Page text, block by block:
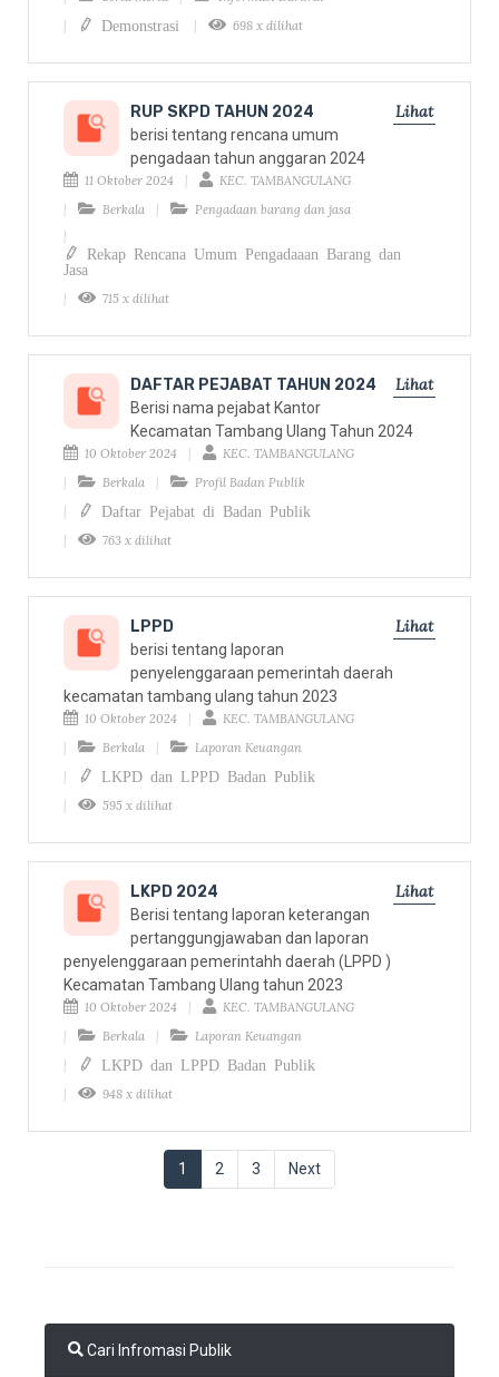
Demonstrasi
698 x dilihat
RUP SKPD TAHUN 2024 Lihat
berisi tentang rencana umum
pengadaan tahun anggaran 2024
11 Oktober 2024
KEC. TAMBANGULANG
Berkala
Pengadaan barang dan jasa
Rekap Rencana Umum Pengadaaan Barang dan
Jasa
715 x dilihat
DAFTAR PEJABAT TAHUN 2024 Lihat
Berisi nama pejabat Kantor
Kecamatan Tambang Ulang Tahun 2024
10 Oktober 2024
KEC. TAMBANGULANG
Berkala
Profil Badan Publik
Daftar Pejabat di Badan Publik
763 x dilihat
LPPD Lihat
berisi tentang laporan
penyelenggaraan pemerintah daerah
kecamatan tambang ulang tahun 2023
10 Oktober 2024
KEC. TAMBANGULANG
Berkala
Laporan Keuangan
LKPD dan LPPD Badan Publik
595 x dilihat
LKPD 2024 Lihat
Berisi tentang laporan keterangan
pertanggungjawaban dan laporan
penyelenggaraan pemerintahh daerah (LPPD )
Kecamatan Tambang Ulang tahun 2023
10 Oktober 2024
KEC. TAMBANGULANG
Berkala
Laporan Keuangan
LKPD dan LPPD Badan Publik
948 x dilihat
1 (current)
2 3 Next
Cari Infromasi Publik